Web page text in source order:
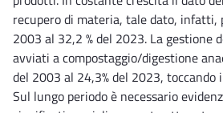
recupero di materia, tale dato, infatti,
2003 al 32,2 % del 2023. La gestione
avviati a compostaggio/digestione
del 2003 al 24,3% del 2023, toccando
Sul lungo periodo è necessario